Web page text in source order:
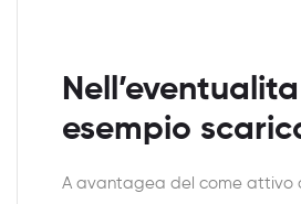
esempio
A avantagea del come attivo